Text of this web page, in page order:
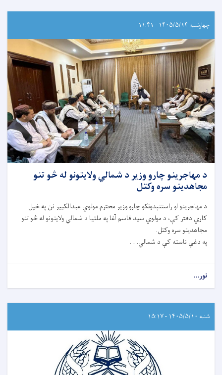
چهارشنبه ۱۴۰۵/۵/۱۴ - ۱۱:۴۱
د مهاجرینو چارو وزیر د شمالي ولایتونو له څو تنو
مجاهدینو سره وکتل
د مهاجرینو او راستنېدونکو چارو وزیر محترم مولوي عبدالکبیر نن په خپل
کاري دفتر کې، د مولوي سید قاسم آغا په ملتیا د شمالي ولایتونو له څو تنو
مجاهدینو سره وکتل.
په دغې ناسته کې د شمالي. . .
نور...
شنبه ۱۴۰۵/۵/۱۰ - ۱۵:۱۷